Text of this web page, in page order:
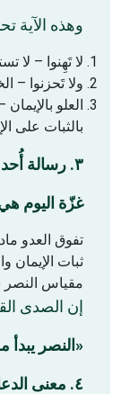
وهذه الآية
لا تَهِنوا – لا
ولا تَحزنوا –
العلو
بالثبات على
٣. رسالة أُحد إلى غزّة
غزّة اليوم
تفوق العدو
ثبات الإيمان
مقياس النصر
إن الصدى
«النصر
٤. معنى الدعاء اليوم